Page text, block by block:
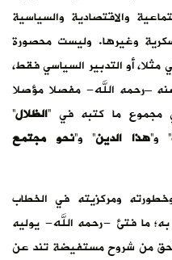
والاقتصادية والسياسية
وغيرها. وليست محصورة
أو التدبير السياسي فقط،
–رحمه الله- مفصلا مؤصلا
مجموع ما كتبه في “الظلال”
” و”هذا الدين” و”نحو مجتمع
ومركزيته في الخطاب
به؛ ما فتئ -رحمه الله- يوليه
من شروح مستفيضة تند عن